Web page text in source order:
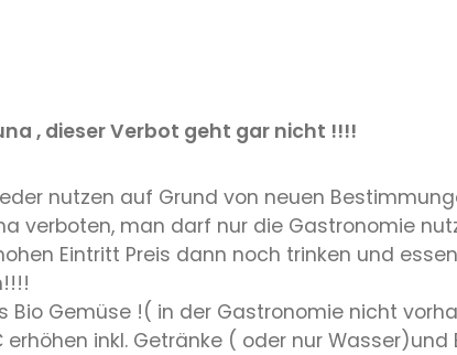
, dieser Verbot geht gar nicht !!!!
nutzen auf Grund von neuen
verboten, man darf nur die Gastronomie
Eintritt Preis dann noch trinken und
Bio Gemüse !( in der Gastronomie nicht
inkl. Getränke ( oder nur Wasser)und